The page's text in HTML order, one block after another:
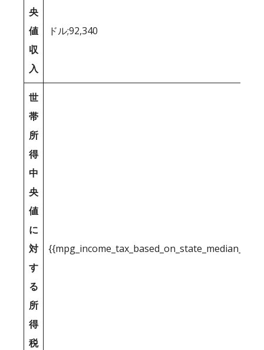
央
値
収
入
ドル;92,340
世
帯
所
得
中
央
値
に
対
す
る
所
得
税